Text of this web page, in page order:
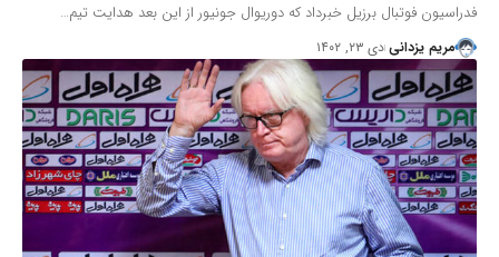
فدراسیون فوتبال برزیل خبرداد که دوریوال جونیور از این بعد هدایت تیم…
مریم یزدانی دی ۲۳, ۱۴۰۲